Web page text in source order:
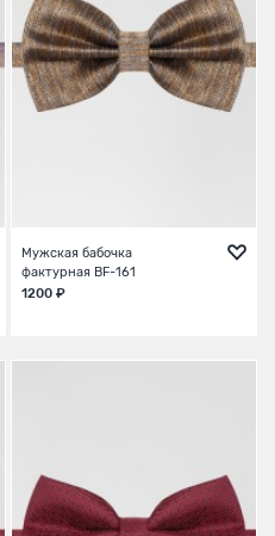
Мужская бабочка
фактурная BF-161
1200 ₽